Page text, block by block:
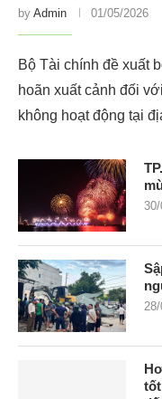
by Admin 01/05/2026
Bộ Tài chính đề xuất
hoãn xuất cảnh đối
không hoạt động tại